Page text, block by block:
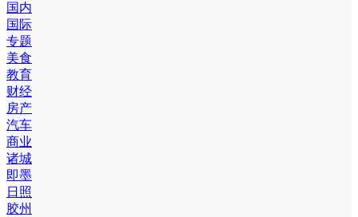
国内
国际
专题
美食
教育
财经
房产
汽车
商业
诸城
即墨
日照
胶州